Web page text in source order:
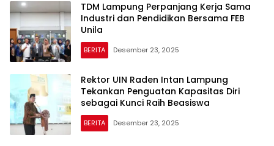
TDM Lampung Perpanjang Kerja Sama
Industri dan Pendidikan Bersama FEB
Unila
BERITA Desember 23, 2025
Rektor UIN Raden Intan Lampung
Tekankan Penguatan Kapasitas Diri
sebagai Kunci Raih Beasiswa
BERITA Desember 23, 2025